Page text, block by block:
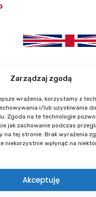
Zarządzaj zgodą
wrażenia, korzystamy z
i/lub uzyskiwania
Zgoda na te technologie
jak zachowanie podczas
na tej stronie. Brak wyrażenia
niekorzystnie wpłynąć na
Akceptuję
Instytut Geodezji i
ul. Zygmunta
02-679 Warszawa
19 00
Deklaracje dostępności